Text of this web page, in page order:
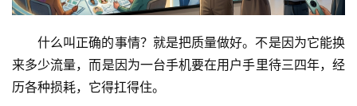
什么叫正确的事情？就是把质量做好。不是因为它能换
来多少流量，而是因为一台手机要在用户手里待三四年，经
历各种损耗，它得扛得住。